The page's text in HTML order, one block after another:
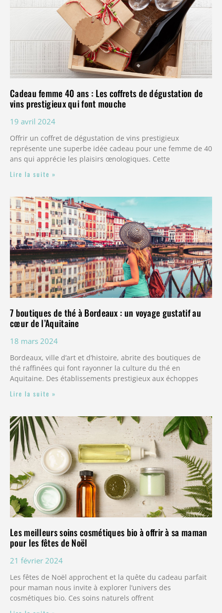
Cadeau femme 40 ans : Les coffrets de dégustation de
vins prestigieux qui font mouche
19 avril 2024
Offrir un coffret de dégustation de vins prestigieux
représente une superbe idée cadeau pour une femme de 40
ans qui apprécie les plaisirs œnologiques. Cette
Lire la suite »
7 boutiques de thé à Bordeaux : un voyage gustatif au
cœur de l’Aquitaine
18 mars 2024
Bordeaux, ville d’art et d’histoire, abrite des boutiques de
thé raffinées qui font rayonner la culture du thé en
Aquitaine. Des établissements prestigieux aux échoppes
Lire la suite »
Les meilleurs soins cosmétiques bio à offrir à sa maman
pour les fêtes de Noël
21 février 2024
Les fêtes de Noël approchent et la quête du cadeau parfait
pour maman nous invite à explorer l’univers des
cosmétiques bio. Ces soins naturels offrent